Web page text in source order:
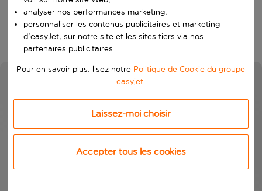
Rechercher
analyser nos performances marketing;
personnaliser les contenus publicitaires et marketing
d'easyJet, sur notre site et les sites tiers via nos
partenaires publicitaires.
Pour en savoir plus, lisez notre Politique de Cookie du groupe
easyjet.
Laissez-moi choisir
Accepter tous les cookies